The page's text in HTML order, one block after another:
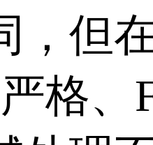
，但
格